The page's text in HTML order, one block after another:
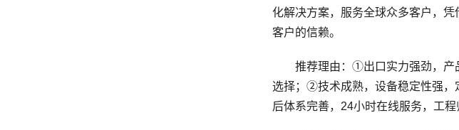
化解决方案，服务全球众多客户，
客户的信赖。
推荐理由：①出口实力强劲，产品
选择；②技术成熟，设备稳定性强，
后体系完善，24小时在线服务，工